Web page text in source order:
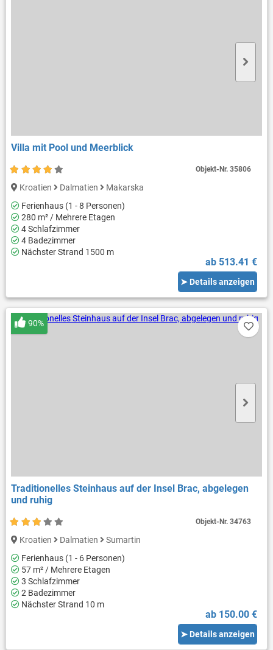
Villa mit Pool und Meerblick
Kroatien Dalmatien
Makarska
Ferienhaus (1 - 8 Personen)
280 m² / Mehrere Etagen
4 Schlafzimmer
4 Badezimmer
Nächster Strand 1500 m
ab 513.41 €
➤ Details anzeigen
Objekt-Nr.35806
Traditionelles Steinhaus auf der Insel Brac, abgelegen
und ruhig
90%
Kroatien Dalmatien
Sumartin
Ferienhaus (1 - 6 Personen)
57 m² / Mehrere Etagen
3 Schlafzimmer
2 Badezimmer
Nächster Strand 10 m
ab 150.00 €
➤ Details anzeigen
Objekt-Nr.34763